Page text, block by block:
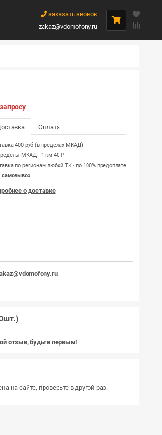
заказать звонок
zakaz@vdomofony.ru
Оплата
400 руб (в пределах МКАД)
МКАД - 1 км 40 ₽
по регионам любой TK - по 100% предоплате
самовывоз
о доставке
отзыв, будьте первым!
на сайте, проверьте в другой раз.